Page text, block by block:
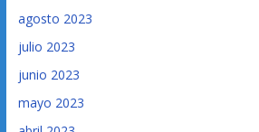
agosto 2023
julio 2023
junio 2023
mayo 2023